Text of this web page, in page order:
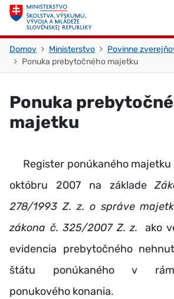
Skočiť na obsah
Domov Ministerstvo
Povinne
Ponuka prebytočného majetku
Ponuka
majetku
Register ponúkaného majetku
októbru 2007 na základe
278/1993 Z. z. o správe
zákona č. 325/2007 Z. z. ako
evidencia prebytočného
štátu ponúkaného v
ponukového konania.
Skočiť na začiatok stránky